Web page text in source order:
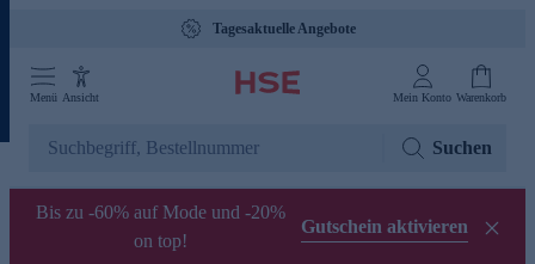
Tagesaktuelle Angebote
Menü Ansicht Mein Konto Warenkorb
Suchen
Bis zu -60% auf Mode und -20%
on top!
Gutschein aktivieren